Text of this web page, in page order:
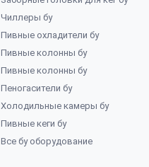
Чиллеры бу
Пивные охладители бу
Пивные колонны бу
Пивные колонны бу
Пеногасители бу
Холодильные камеры бу
Пивные кеги бу
Все бу оборудование